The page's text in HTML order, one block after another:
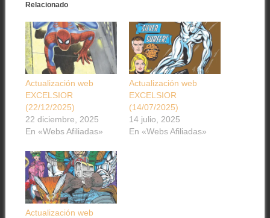
Relacionado
Actualización web
EXCELSIOR
(22/12/2025)
22 diciembre, 2025
En «Webs Afiliadas»
Actualización web
EXCELSIOR
(14/07/2025)
14 julio, 2025
En «Webs Afiliadas»
Actualización web